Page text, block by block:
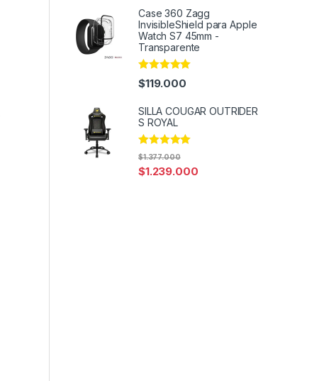
Case 360 Zagg
InvisibleShield para Apple
Watch S7 45mm -
Transparente
Rated 4.97
out of 5
$119.000
SILLA COUGAR OUTRIDER
S ROYAL
Rated 5.00
out of 5
$1.239.000
$1.377.000